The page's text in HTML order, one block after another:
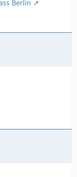
Berlin